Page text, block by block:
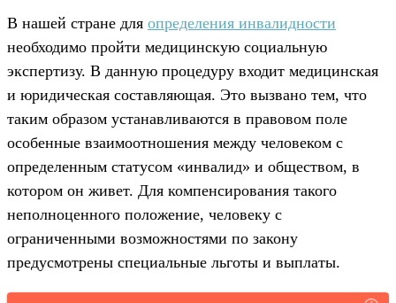
В нашей стране для определения инвалидности
необходимо пройти медицинскую социальную
экспертизу. В данную процедуру входит медицинская
и юридическая составляющая. Это вызвано тем, что
таким образом устанавливаются в правовом поле
особенные взаимоотношения между человеком с
определенным статусом «инвалид» и обществом, в
котором он живет. Для компенсирования такого
неполноценного положение, человеку с
ограниченными возможностями по закону
предусмотрены специальные льготы и выплаты.